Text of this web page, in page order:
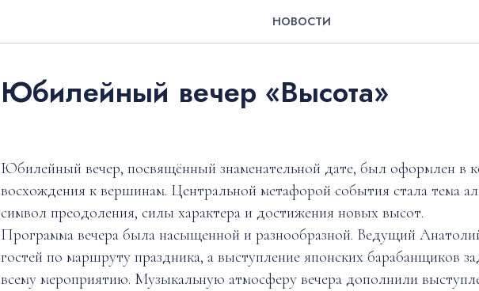
НОВОСТИ
Юбилейный вечер «Высота»
Юбилейный вечер, посвящённый знаменательной дате, был оформлен в
восхождения к вершинам. Центральной метафорой события стала тема
символ преодоления, силы характера и достижения новых высот.
Программа вечера была насыщенной и разнообразной. Ведущий
гостей по маршруту праздника, а выступление японских барабанщиков
всему мероприятию. Музыкальную атмосферу вечера дополнили